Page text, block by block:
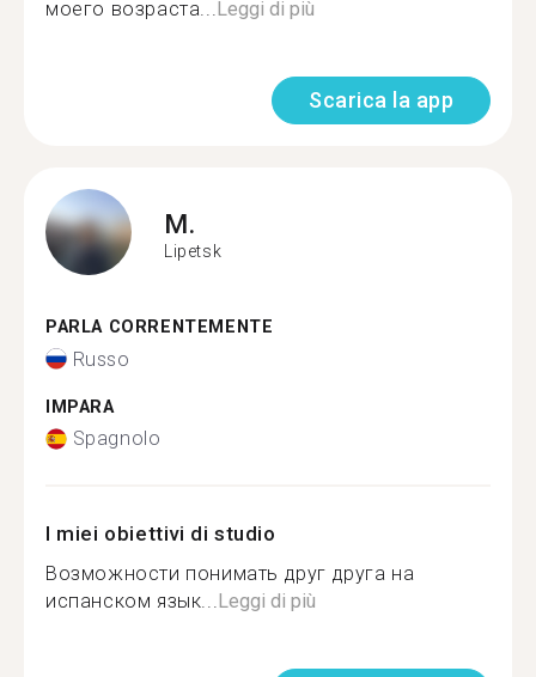
моего возраста...Leggi di più
Scarica la app
M.
Lipetsk
PARLA CORRENTEMENTE
Russo
IMPARA
Spagnolo
I miei obiettivi di studio
Возможности понимать друг друга на
испанском язык...Leggi di più